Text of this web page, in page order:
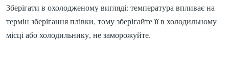
Зберігати в охолодженому вигляді: температура впливає на
термін зберігання плівки, тому зберігайте її в холодильному
місці або холодильнику, не заморожуйте.